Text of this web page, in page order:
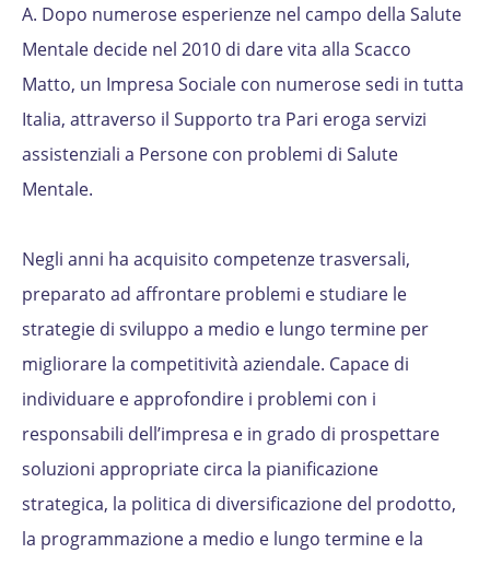
A. Dopo numerose esperienze nel campo della Salute
Mentale decide nel 2010 di dare vita alla Scacco
Matto, un Impresa Sociale con numerose sedi in tutta
Italia, attraverso il Supporto tra Pari eroga servizi
assistenziali a Persone con problemi di Salute
Mentale.
Negli anni ha acquisito competenze trasversali,
preparato ad affrontare problemi e studiare le
strategie di sviluppo a medio e lungo termine per
migliorare la competitività aziendale. Capace di
individuare e approfondire i problemi con i
responsabili dell’impresa e in grado di prospettare
soluzioni appropriate circa la pianificazione
strategica, la politica di diversificazione del prodotto,
la programmazione a medio e lungo termine e la